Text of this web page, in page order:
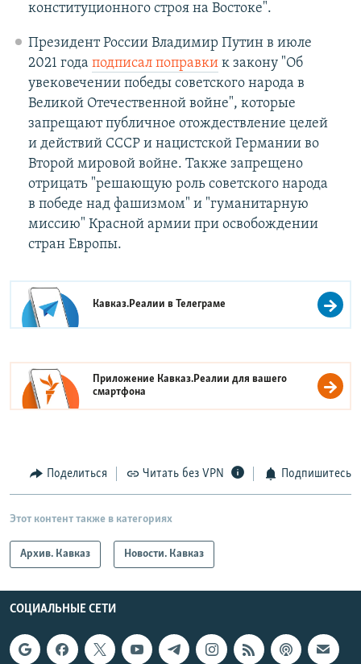
конституционного строя на Востоке".
Президент России Владимир Путин в июле
2021 года подписал поправкик закону "Об
увековечении победы советского народа в
Великой Отечественной войне", которые
запрещают публичное отождествление целей
и действий СССР и нацистской Германии во
Второй мировой войне. Также запрещено
отрицать "решающую роль советского народа
в победе над фашизмом" и "гуманитарную
миссию" Красной армии при освобождении
стран Европы.
Кавказ.Реалии вТелеграме
Приложение Кавказ.Реалии для вашего
смартфона
Поделиться Читать без VPN Подпишитесь
Этот контент также в категориях
Архив. Кавказ Новости. Кавказ
СОЦИАЛЬНЫЕ СЕТИ